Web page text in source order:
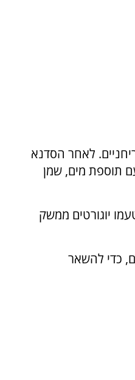
לאחר הסדנא
תוספת מים, שמן
יוגורטים ממשק
כדי להשאר